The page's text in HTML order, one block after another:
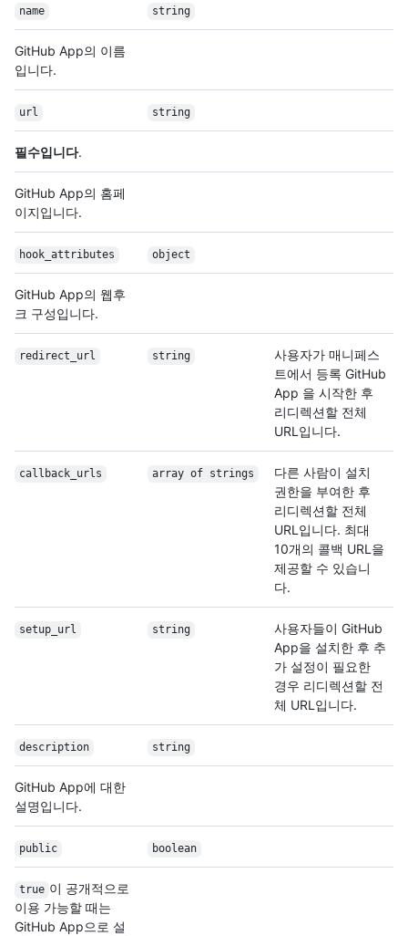
name string
GitHub App의 이름
입니다.
url string
필수입니다.
GitHub App의 홈페
이지입니다.
hook_attributes object
GitHub App의 웹후
크 구성입니다.
redirect_url string
사용자가 매니페스
트에서 등록 GitHub
App 을 시작한 후
리디렉션할 전체
URL입니다.
callback_urls array of strings
다른 사람이 설치
권한을 부여한 후
리디렉션할 전체
URL입니다. 최대
10개의 콜백 URL을
제공할 수 있습니
다.
setup_url string
사용자들이 GitHub
App을 설치한 후 추
가 설정이 필요한
경우 리디렉션할 전
체 URL입니다.
description string
GitHub App에 대한
설명입니다.
public boolean
true 이 공개적으로
이용 가능할 때는
GitHub App으로 설